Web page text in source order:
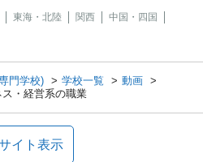
東海・北陸 関西
中国・四国
門学校) 学校一覧
動画
・経営系の職業
イト表示